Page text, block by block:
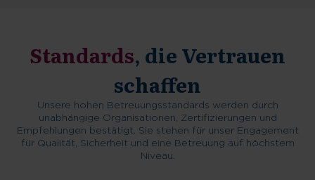
Standards, die Vertrauen
schaffen
Unsere hohen Betreuungsstandards werden durch
unabhängige Organisationen, Zertifizierungen und
Empfehlungen bestätigt. Sie stehen für unser Engagement
für Qualität, Sicherheit und eine Betreuung auf höchstem
Niveau.